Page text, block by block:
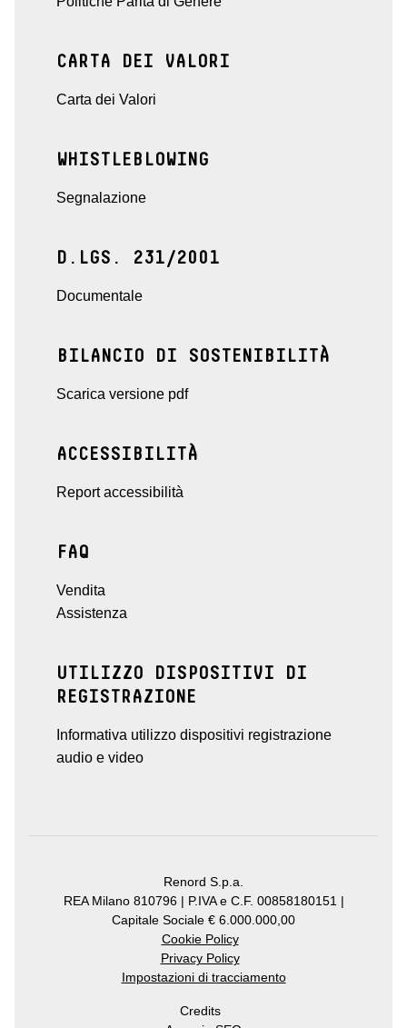
CARTA DEI VALORI
Carta dei Valori
WHISTLEBLOWING
Segnalazione
D.LGS. 231/2001
Documentale
BILANCIO DI SOSTENIBILITÀ
Scarica versione pdf
ACCESSIBILITÀ
Report accessibilità
FAQ
Vendita
Assistenza
UTILIZZO DISPOSITIVI DI
REGISTRAZIONE
Informativa utilizzo dispositivi registrazione
audio e video
Renord S.p.a.
REA Milano 810796 | P.IVA e C.F. 00858180151 |
Capitale Sociale € 6.000.000,00
Cookie Policy
Privacy Policy
Impostazioni di tracciamento
Credits